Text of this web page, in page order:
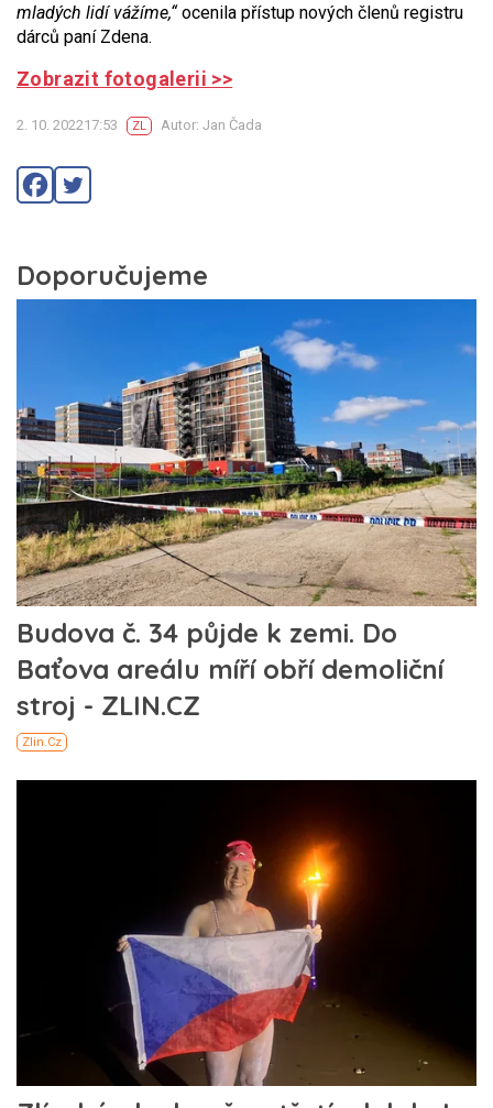
mladých lidí vážíme,“ocenila přístup nových členů registru
dárců paní Zdena.
Zobrazit fotogalerii >>
2. 10. 202217:53 ZL Autor: Jan Čada